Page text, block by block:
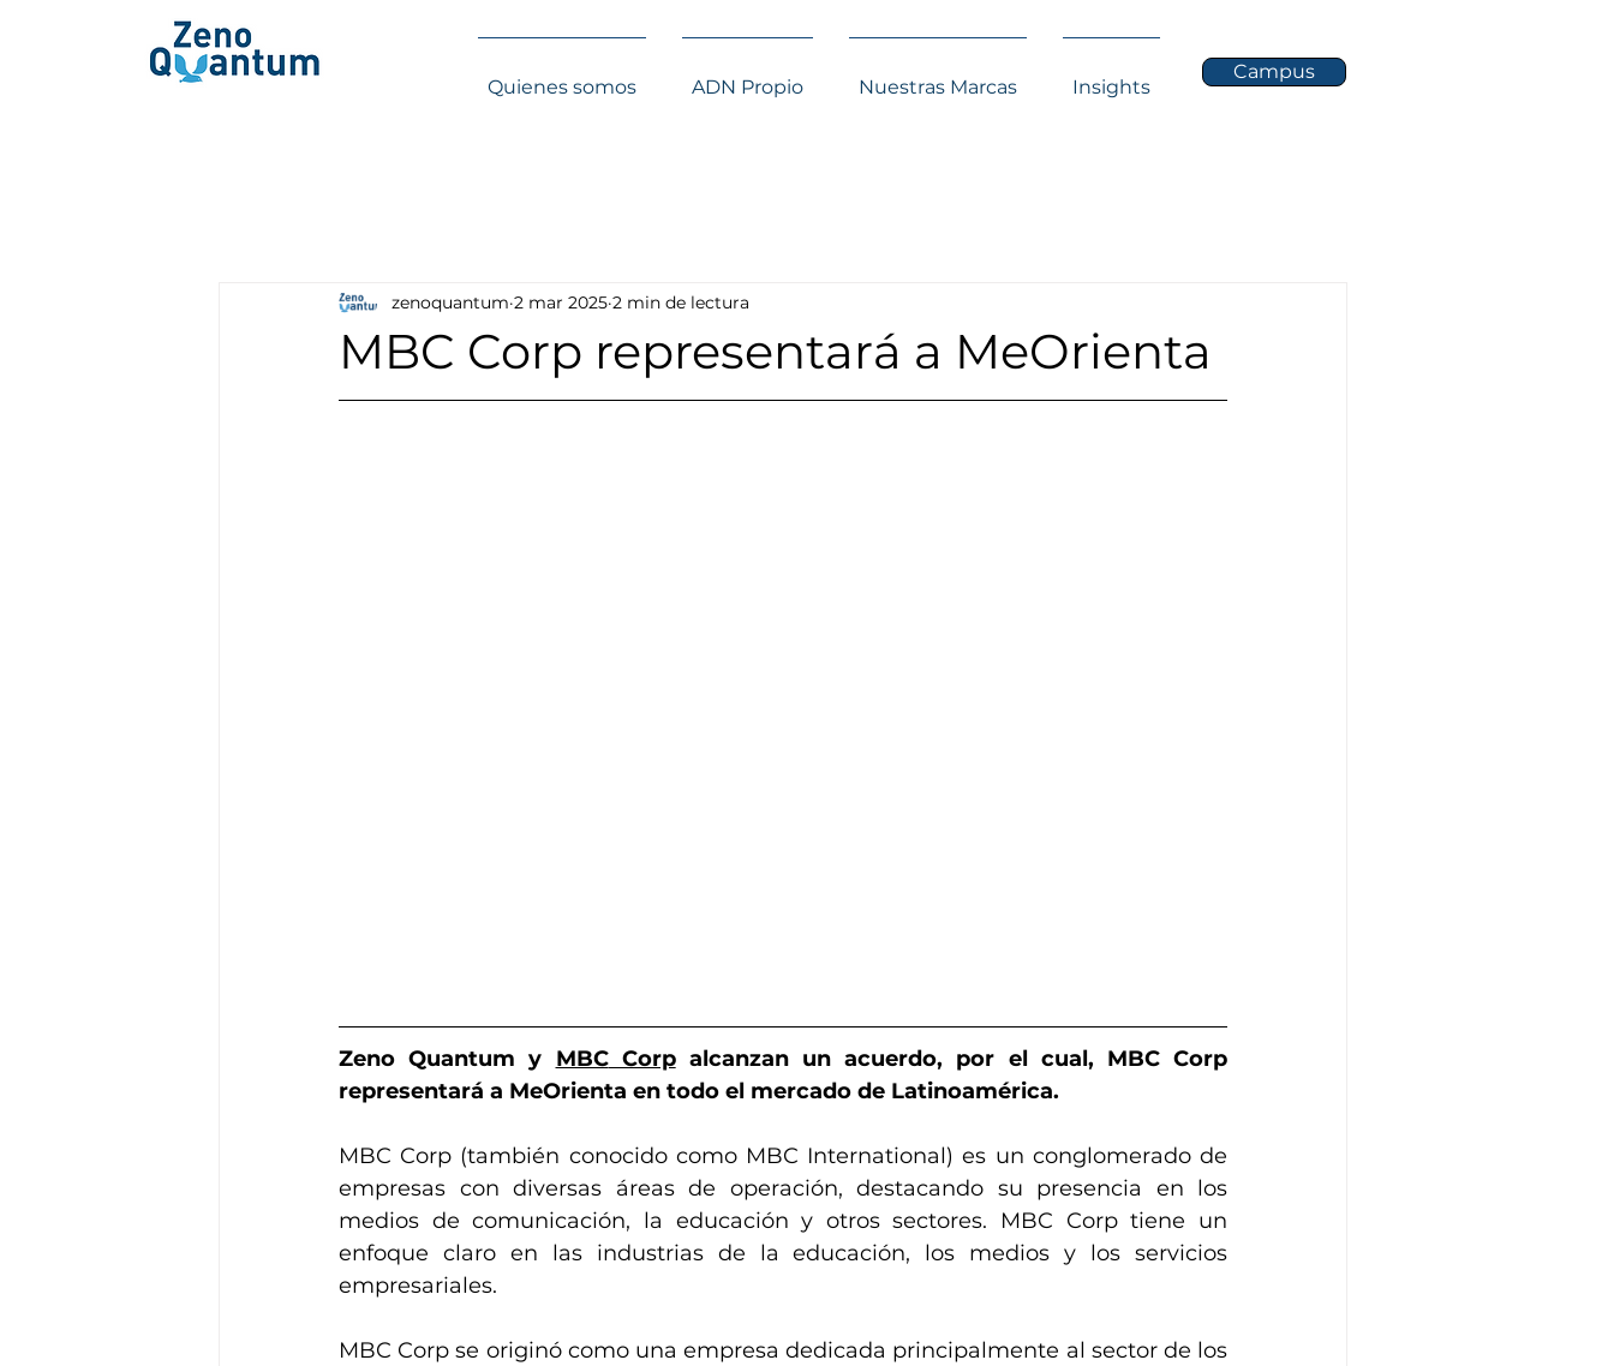
Quienes somos ADN Propio Nuestras Marcas Insights
Campus
MBC Corp representará a MeOrienta
zenoquantum 2 mar 2025 2 min de lectura
Zeno Quantum y MBC Corp alcanzan un acuerdo, por el cual, MBC Corp
representará a MeOrienta en todo el mercado de Latinoamérica.
MBC Corp (también conocido como MBC International) es un conglomerado de
empresas con diversas áreas de operación, destacando su presencia en los
medios de comunicación, la educación y otros sectores. MBC Corp tiene un
enfoque claro en las industrias de la educación, los medios y los servicios
empresariales.
MBC Corp se originó como una empresa dedicada principalmente al sector de los